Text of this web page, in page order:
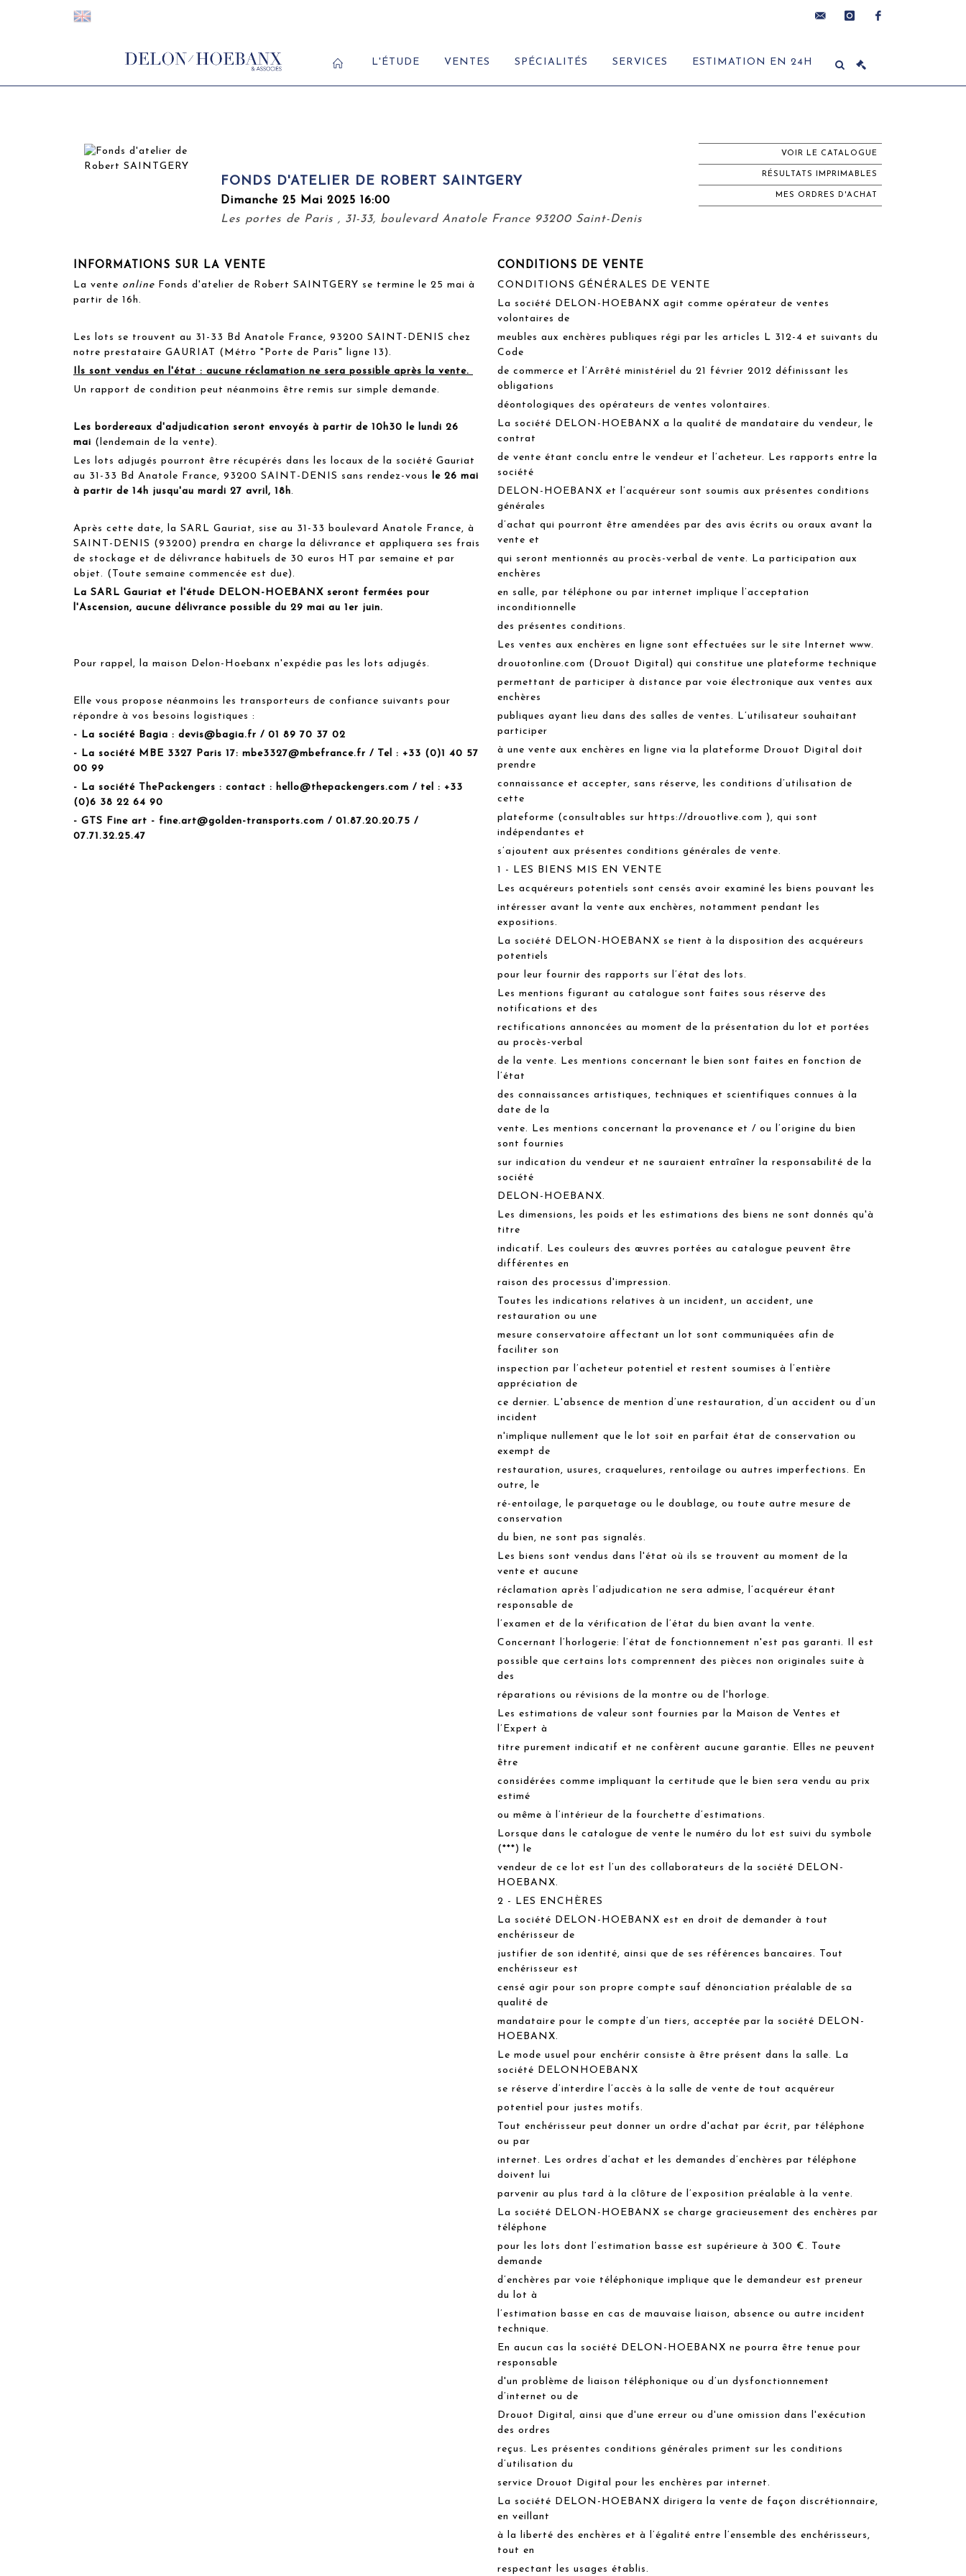
L'ÉTUDE VENTES SPÉCIALITÉS SERVICES ESTIMATION EN 24H
FONDS D'ATELIER DE ROBERT SAINTGERY
Dimanche 25 Mai 2025 16:00
Les portes de Paris , 31-33, boulevard Anatole France 93200 Saint-Denis
VOIR LE CATALOGUE
RÉSULTATS IMPRIMABLES
MES ORDRES D'ACHAT
INFORMATIONS SUR LA VENTE
La vente online Fonds d'atelier de Robert SAINTGERY se termine le 25 mai à
partir de 16h.
Les lots se trouvent au 31-33 Bd Anatole France, 93200 SAINT-DENIS chez
notre prestataire GAURIAT (Métro "Porte de Paris" ligne 13).
Ils sont vendus en l'état : aucune réclamation ne sera possible après la vente.
Un rapport de condition peut néanmoins être remis sur simple demande.
Les bordereaux d'adjudication seront envoyés à partir de 10h30 le lundi 26
mai (lendemain de la vente).
Les lots adjugés pourront être récupérés dans les locaux de la société Gauriat
au 31-33 Bd Anatole France, 93200 SAINT-DENIS sans rendez-vous le 26 mai
à partir de 14h jusqu'au mardi 27 avril, 18h.
Après cette date, la SARL Gauriat, sise au 31-33 boulevard Anatole France, à
SAINT-DENIS (93200) prendra en charge la délivrance et appliquera ses frais
de stockage et de délivrance habituels de 30 euros HT par semaine et par
objet. (Toute semaine commencée est due).
La SARL Gauriat et l'étude DELON-HOEBANX seront fermées pour
l'Ascension, aucune délivrance possible du 29 mai au 1er juin.
Pour rappel, la maison Delon-Hoebanx n'expédie pas les lots adjugés.
Elle vous propose néanmoins les transporteurs de confiance suivants pour
répondre à vos besoins logistiques :
- La société Bagia : devis@bagia.fr / 01 89 70 37 02
- La société MBE 3327 Paris 17: mbe3327@mbefrance.fr / Tel : +33 (0)1 40 57
00 99
- La société ThePackengers : contact : hello@thepackengers.com / tel : +33
(0)6 38 22 64 90
- GTS Fine art - fine.art@golden-transports.com / 01.87.20.20.75 /
07.71.32.25.47
CONDITIONS DE VENTE
CONDITIONS GÉNÉRALES DE VENTE
La société DELON-HOEBANX agit comme opérateur de ventes
volontaires de
meubles aux enchères publiques régi par les articles L 312-4 et suivants du
Code
de commerce et l’Arrêté ministériel du 21 février 2012 définissant les
obligations
déontologiques des opérateurs de ventes volontaires.
La société DELON-HOEBANX a la qualité de mandataire du vendeur, le
contrat
de vente étant conclu entre le vendeur et l’acheteur. Les rapports entre la
société
DELON-HOEBANX et l’acquéreur sont soumis aux présentes conditions
générales
d’achat qui pourront être amendées par des avis écrits ou oraux avant la
vente et
qui seront mentionnés au procès-verbal de vente. La participation aux
enchères
en salle, par téléphone ou par internet implique l’acceptation
inconditionnelle
des présentes conditions.
Les ventes aux enchères en ligne sont effectuées sur le site Internet www.
drouotonline.com (Drouot Digital) qui constitue une plateforme technique
permettant de participer à distance par voie électronique aux ventes aux
enchères
publiques ayant lieu dans des salles de ventes. L’utilisateur souhaitant
participer
à une vente aux enchères en ligne via la plateforme Drouot Digital doit
prendre
connaissance et accepter, sans réserve, les conditions d’utilisation de
cette
plateforme (consultables sur https://drouotlive.com ), qui sont
indépendantes et
s’ajoutent aux présentes conditions générales de vente.
1 - LES BIENS MIS EN VENTE
Les acquéreurs potentiels sont censés avoir examiné les biens pouvant les
intéresser avant la vente aux enchères, notamment pendant les
expositions.
La société DELON-HOEBANX se tient à la disposition des acquéreurs
potentiels
pour leur fournir des rapports sur l’état des lots.
Les mentions figurant au catalogue sont faites sous réserve des
notifications et des
rectifications annoncées au moment de la présentation du lot et portées
au procès-verbal
de la vente. Les mentions concernant le bien sont faites en fonction de
l’état
des connaissances artistiques, techniques et scientifiques connues à la
date de la
vente. Les mentions concernant la provenance et / ou l’origine du bien
sont fournies
sur indication du vendeur et ne sauraient entraîner la responsabilité de la
société
DELON-HOEBANX.
Les dimensions, les poids et les estimations des biens ne sont donnés qu'à
titre
indicatif. Les couleurs des œuvres portées au catalogue peuvent être
différentes en
raison des processus d'impression.
Toutes les indications relatives à un incident, un accident, une
restauration ou une
mesure conservatoire affectant un lot sont communiquées afin de
faciliter son
inspection par l’acheteur potentiel et restent soumises à l’entière
appréciation de
ce dernier. L'absence de mention d’une restauration, d’un accident ou d’un
incident
n'implique nullement que le lot soit en parfait état de conservation ou
exempt de
restauration, usures, craquelures, rentoilage ou autres imperfections. En
outre, le
ré-entoilage, le parquetage ou le doublage, ou toute autre mesure de
conservation
du bien, ne sont pas signalés.
Les biens sont vendus dans l'état où ils se trouvent au moment de la
vente et aucune
réclamation après l’adjudication ne sera admise, l’acquéreur étant
responsable de
l’examen et de la vérification de l’état du bien avant la vente.
Concernant l’horlogerie: l’état de fonctionnement n'est pas garanti. Il est
possible que certains lots comprennent des pièces non originales suite à
des
réparations ou révisions de la montre ou de l'horloge.
Les estimations de valeur sont fournies par la Maison de Ventes et
l’Expert à
titre purement indicatif et ne confèrent aucune garantie. Elles ne peuvent
être
considérées comme impliquant la certitude que le bien sera vendu au prix
estimé
ou même à l’intérieur de la fourchette d’estimations.
Lorsque dans le catalogue de vente le numéro du lot est suivi du symbole
(***) le
vendeur de ce lot est l’un des collaborateurs de la société DELON-
HOEBANX.
2 - LES ENCHÈRES
La société DELON-HOEBANX est en droit de demander à tout
enchérisseur de
justifier de son identité, ainsi que de ses références bancaires. Tout
enchérisseur est
censé agir pour son propre compte sauf dénonciation préalable de sa
qualité de
mandataire pour le compte d’un tiers, acceptée par la société DELON-
HOEBANX.
Le mode usuel pour enchérir consiste à être présent dans la salle. La
société DELONHOEBANX
se réserve d’interdire l’accès à la salle de vente de tout acquéreur
potentiel pour justes motifs.
Tout enchérisseur peut donner un ordre d'achat par écrit, par téléphone
ou par
internet. Les ordres d’achat et les demandes d’enchères par téléphone
doivent lui
parvenir au plus tard à la clôture de l’exposition préalable à la vente.
La société DELON-HOEBANX se charge gracieusement des enchères par
téléphone
pour les lots dont l’estimation basse est supérieure à 300 €. Toute
demande
d’enchères par voie téléphonique implique que le demandeur est preneur
du lot à
l’estimation basse en cas de mauvaise liaison, absence ou autre incident
technique.
En aucun cas la société DELON-HOEBANX ne pourra être tenue pour
responsable
d'un problème de liaison téléphonique ou d’un dysfonctionnement
d’internet ou de
Drouot Digital, ainsi que d'une erreur ou d'une omission dans l'exécution
des ordres
reçus. Les présentes conditions générales priment sur les conditions
d’utilisation du
service Drouot Digital pour les enchères par internet.
La société DELON-HOEBANX dirigera la vente de façon discrétionnaire,
en veillant
à la liberté des enchères et à l’égalité entre l’ensemble des enchérisseurs,
tout en
respectant les usages établis.